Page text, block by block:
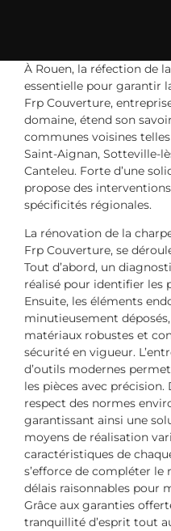
À Rouen, la réfection de
essentielle pour garantir
Frp Couverture,
domaine, étend son
communes voisines
Saint-Aignan, Sotteville-
Canteleu. Forte d’une
propose des
spécificités régionales.
La rénovation de la
Frp Couverture, se
Tout d’abord, un
réalisé pour identifier les
Ensuite, les éléments
minutieusement
matériaux robustes et
sécurité en vigueur.
d’outils modernes
les pièces avec précision.
respect des normes
garantissant ainsi une
moyens de réalisation
caractéristiques de
s’efforce de compléter le
délais raisonnables pour
Grâce aux garanties
tranquillité d’esprit tout